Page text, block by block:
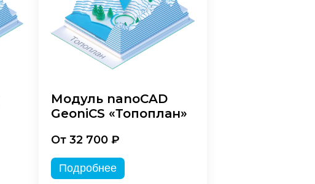
Модуль nanoCAD
GeoniCS «Топоплан»
От 32 700 ₽
Подробнее